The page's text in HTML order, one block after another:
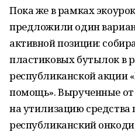
Пока же в рамках
предложили один
активной позиции:
пластиковых бутылок в
республиканской
помощь». Вырученные от
на утилизацию средства
республиканский